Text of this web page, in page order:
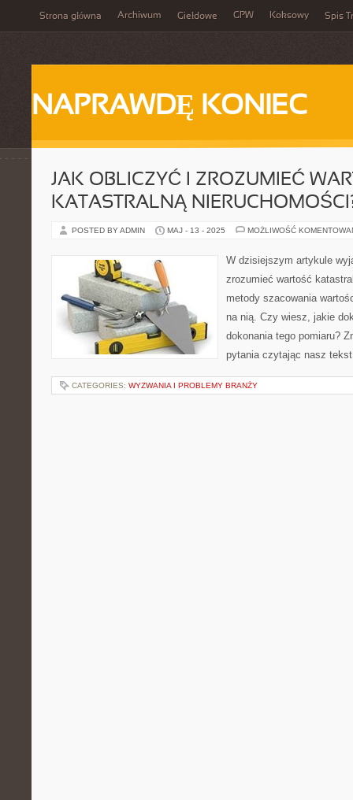
Strona główna Archiwum Giełdowe GPW Koksowy Spis
NAPRAWDĘ KONIEC
JAK OBLICZYĆ I ZROZUMIEĆ
KATASTRALNĄ
POSTED BY ADMIN MAJ - 13 - 2025 MOŻLIWOŚĆ
W dzisiejszym artykule
zrozumieć wartość
metody szacowania
na nią. Czy wiesz, jakie
dokonania tego pomiaru?
pytania czytając nasz
CATEGORIES: WYZWANIA I PROBLEMY BRANŻY